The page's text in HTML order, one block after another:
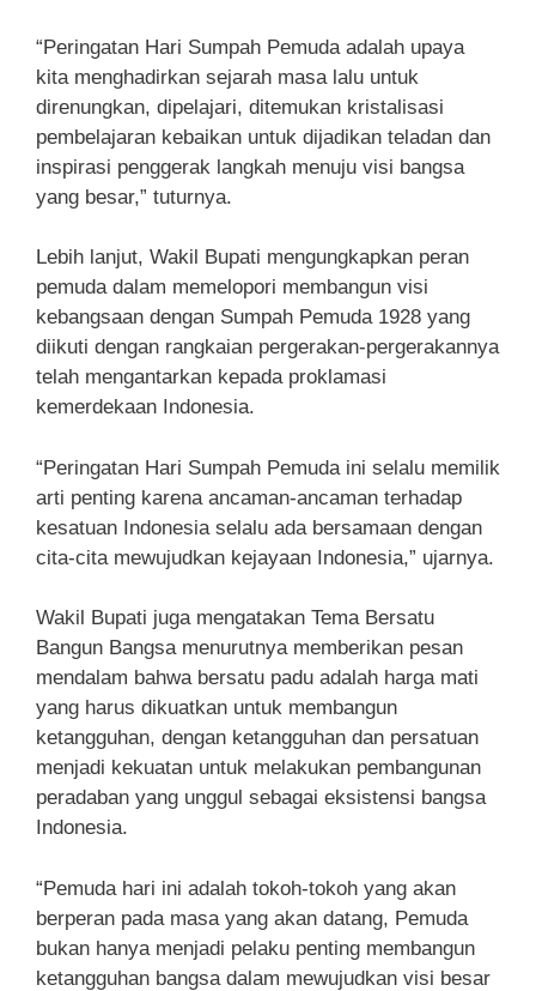
“Peringatan Hari Sumpah Pemuda adalah upaya
kita menghadirkan sejarah masa lalu untuk
direnungkan, dipelajari, ditemukan kristalisasi
pembelajaran kebaikan untuk dijadikan teladan dan
inspirasi penggerak langkah menuju visi bangsa
yang besar,” tuturnya.
Lebih lanjut, Wakil Bupati mengungkapkan peran
pemuda dalam memelopori membangun visi
kebangsaan dengan Sumpah Pemuda 1928 yang
diikuti dengan rangkaian pergerakan-pergerakannya
telah mengantarkan kepada proklamasi
kemerdekaan Indonesia.
“Peringatan Hari Sumpah Pemuda ini selalu memilik
arti penting karena ancaman-ancaman terhadap
kesatuan Indonesia selalu ada bersamaan dengan
cita-cita mewujudkan kejayaan Indonesia,” ujarnya.
Wakil Bupati juga mengatakan Tema Bersatu
Bangun Bangsa menurutnya memberikan pesan
mendalam bahwa bersatu padu adalah harga mati
yang harus dikuatkan untuk membangun
ketangguhan, dengan ketangguhan dan persatuan
menjadi kekuatan untuk melakukan pembangunan
peradaban yang unggul sebagai eksistensi bangsa
Indonesia.
“Pemuda hari ini adalah tokoh-tokoh yang akan
berperan pada masa yang akan datang, Pemuda
bukan hanya menjadi pelaku penting membangun
ketangguhan bangsa dalam mewujudkan visi besar